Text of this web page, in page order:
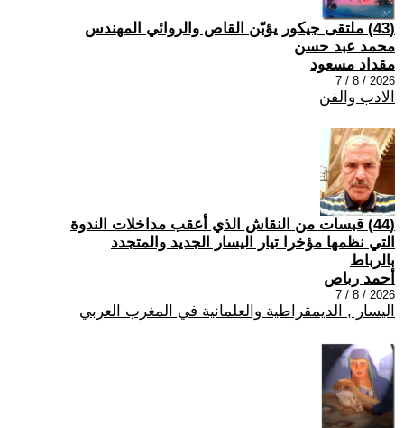
(43) ملتقى جيكور يؤبّن القاص والروائي المهندس
محمد عبد حسن
مقداد مسعود
2026 / 8 / 7
الادب والفن
(44) قبسات من النقاش الذي أعقب مداخلات الندوة
التي نظمها مؤخرا تيار اليسار الجديد والمتجدد
بالرباط
أحمد رباص
2026 / 8 / 7
اليسار , الديمقراطية والعلمانية في المغرب العربي